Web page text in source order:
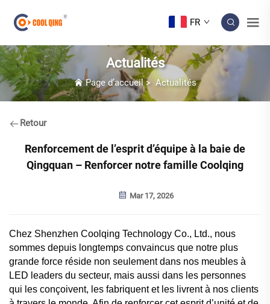
FR
Actualités
Page d’accueil> Actualités
Retour
Renforcement de l’esprit d’équipe à la baie de
Qingquan – Renforcer notre famille Coolqing
Mar 17, 2026
Chez Shenzhen Coolqing Technology Co., Ltd., nous
sommes depuis longtemps convaincus que notre plus
grande force réside non seulement dans nos meubles à
LED leaders du secteur, mais aussi dans les personnes
qui les conçoivent, les fabriquent et les livrent à nos clients